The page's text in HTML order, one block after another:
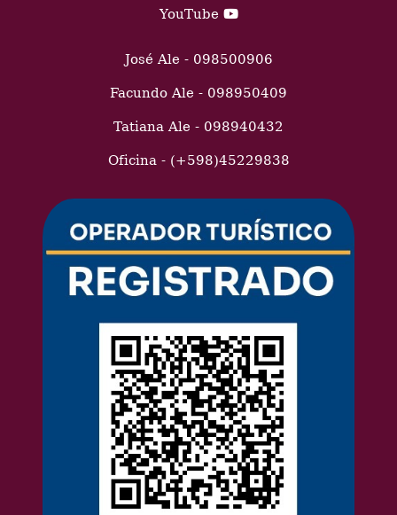
YouTube
José Ale - 098500906
Facundo Ale - 098950409
Tatiana Ale - 098940432
Oficina - (+598)45229838